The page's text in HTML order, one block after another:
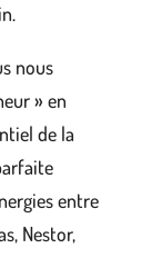
nous
» en
de la
entre
Nestor,